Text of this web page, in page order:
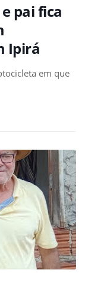
pai fica
Ipirá
em que